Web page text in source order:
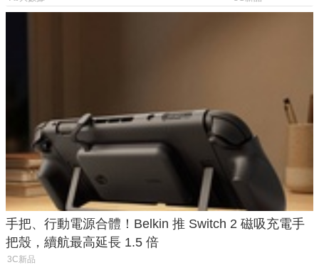
手把、行動電源合體！Belkin 推 Switch 2 磁吸充電手
把殼，續航最高延長 1.5 倍
3C新品